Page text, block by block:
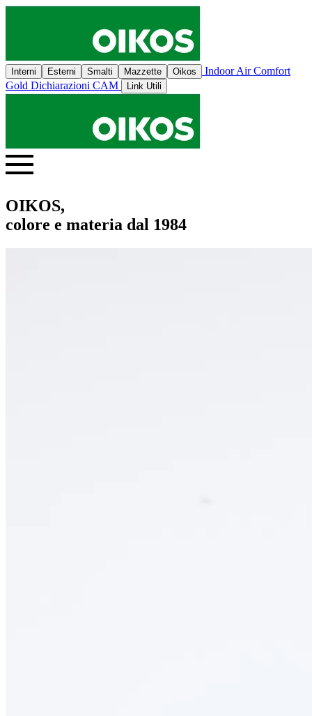
Interni Esterni Smalti Mazzette Oikos
Indoor Air Comfort
Gold Dichiarazioni CAM Link Utili
OIKOS,
colore e materia dal 1984